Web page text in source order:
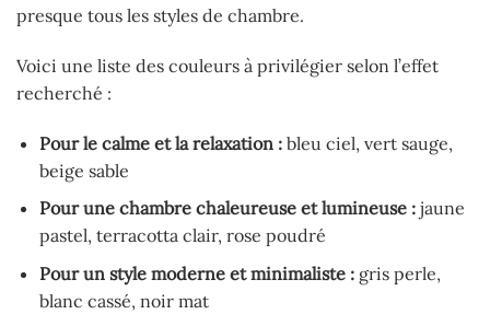
presque tous les styles de chambre.
Voici une liste des couleurs à privilégier selon l’effet
recherché :
Pour le calme et la relaxation :bleu ciel, vert sauge,
beige sable
Pour une chambre chaleureuse et lumineuse :jaune
pastel, terracotta clair, rose poudré
Pour un style moderne et minimaliste :gris perle,
blanc cassé, noir mat